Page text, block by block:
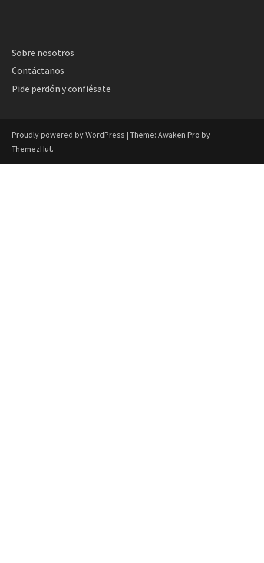
Sobre nosotros
Contáctanos
Pide perdón y confiésate
Proudly powered by WordPress | Theme: Awaken Pro by
ThemezHut.